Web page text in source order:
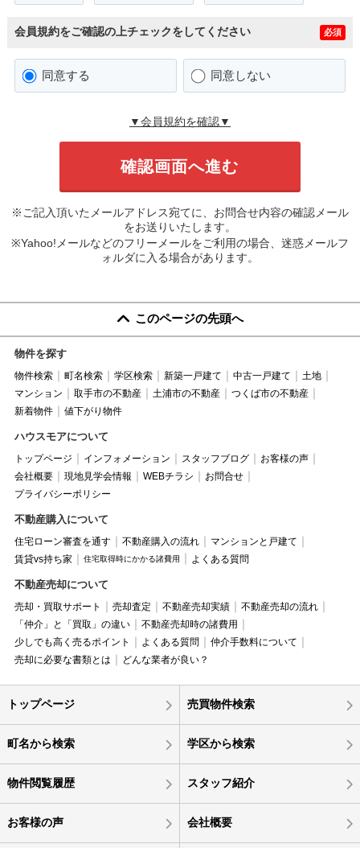
会員規約をご確認の上チェックをしてください 必須
同意する 同意しない
▼会員規約を確認▼
※ご記入頂いたメールアドレス宛てに、お問合せ内容の確認メール
をお送りいたします。
※Yahoo!メールなどのフリーメールをご利用の場合、迷惑メールフ
ォルダに入る場合があります。
このページの先頭へ
物件を探す
物件検索 町名検索 学区検索 新築一戸建て 中古一戸建て
土地
マンション
取手市の不動産 土浦市の不動産
つくば市の不動産
新着物件
値下がり物件
ハウスモアについて
トップページ インフォメーション スタッフブログ
お客様の声
会社概要
現地見学会情報 WEBチラシ
お問合せ
プライバシーポリシー
不動産購入について
住宅ローン審査を通す 不動産購入の流れ
マンションと戸建て
賃貸vs持ち家
住宅取得時にかかる諸費用 よくある質問
不動産売却について
売却・買取サポート 売却査定 不動産売却実績
不動産売却の流れ
「仲介」と「買取」の違い
不動産売却時の諸費用
少しでも高く売るポイント
よくある質問
仲介手数料について
売却に必要な書類とは
どんな業者が良い？
トップページ 売買物件検索
町名から検索 学区から検索
物件閲覧履歴 スタッフ紹介
お客様の声 会社概要